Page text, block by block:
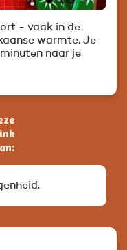
- vaak in de
warmte. Je
naar je